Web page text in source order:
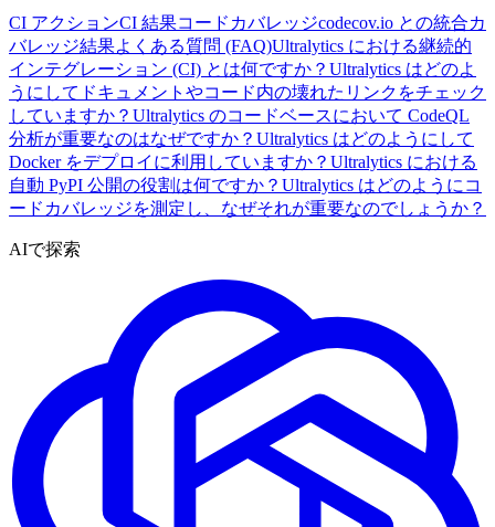
CI アクションCI 結果コードカバレッジcodecov.io との統合カ
バレッジ結果よくある質問 (FAQ)Ultralytics における継続的
インテグレーション (CI) とは何ですか？ Ultralytics はどのよ
うにしてドキュメントやコード内の壊れたリンクをチェック
していますか？ Ultralytics のコードベースにおいて CodeQL
分析が重要なのはなぜですか？ Ultralytics はどのようにして
Docker をデプロイに利用していますか？ Ultralytics における
自動 PyPI 公開の役割は何ですか？ Ultralytics はどのようにコ
ードカバレッジを測定し、なぜそれが重要なのでしょうか？
AIで探索